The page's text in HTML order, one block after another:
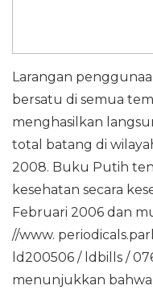
Larangan
bersatu di semua
menghasilkan
total batang di
2008. Buku Putih
kesehatan secara
Februari 2006 dan
//www.
ld200506 / ldbills /
menunjukkan